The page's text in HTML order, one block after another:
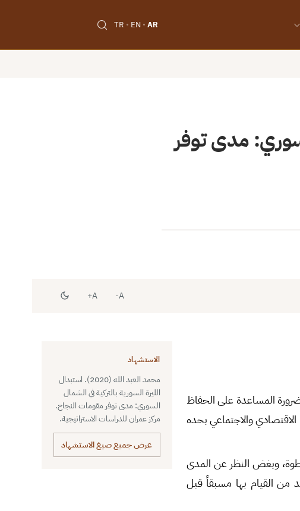
AR
EN
TR
مدى توفر
A-
A+
المساعدة على الحفاظ
والاجتماعي بحده
وبغض النظر عن المدى
من القيام بها مسبقاً قبل
الاستشهاد
محمد العبد الله (2020). استبدال
الليرة السورية بالتركية في الشمال
السوري: مدى توفر مقومات النجاح.
مركز عمران للدراسات الاستراتيجية.
عرض جميع صيغ الاستشهاد